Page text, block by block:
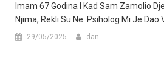
Imam 67 Godina I Kad Sam Zamolio
Njima, Rekli Su Ne: Psiholog Mi Je Dao
29/05/2025 dan